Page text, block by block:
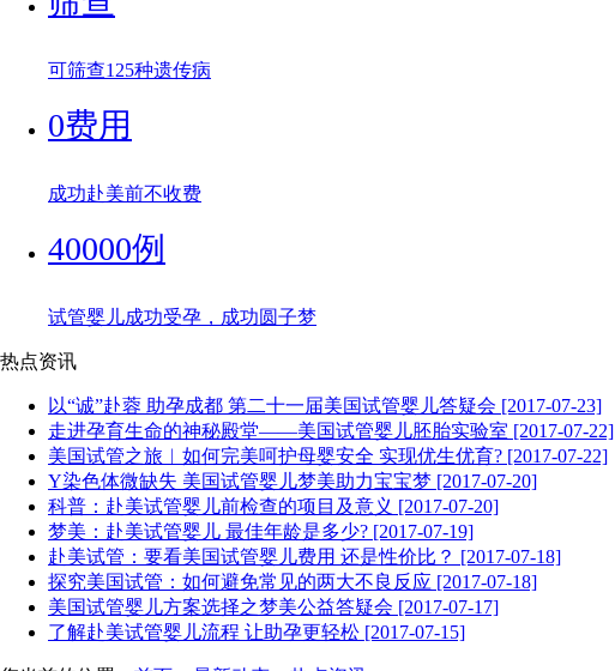
可筛查125种遗传病
0费用
成功赴美前不收费
40000例
试管婴儿成功受孕，成功圆子梦
热点资讯
以“诚”赴蓉 助孕成都 第二十一届美国试管婴儿答疑会 [2017-07-23]
走进孕育生命的神秘殿堂——美国试管婴儿胚胎实验室 [2017-07-22]
美国试管之旅︱如何完美呵护母婴安全 实现优生优育? [2017-07-22]
Y染色体微缺失 美国试管婴儿梦美助力宝宝梦 [2017-07-20]
科普：赴美试管婴儿前检查的项目及意义 [2017-07-20]
梦美：赴美试管婴儿 最佳年龄是多少? [2017-07-19]
赴美试管：要看美国试管婴儿费用 还是性价比？ [2017-07-18]
探究美国试管：如何避免常见的两大不良反应 [2017-07-18]
美国试管婴儿方案选择之梦美公益答疑会 [2017-07-17]
了解赴美试管婴儿流程 让助孕更轻松 [2017-07-15]